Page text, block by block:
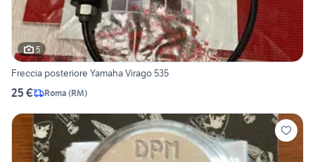
5
Freccia posteriore Yamaha Virago 535
25 € Roma (RM)